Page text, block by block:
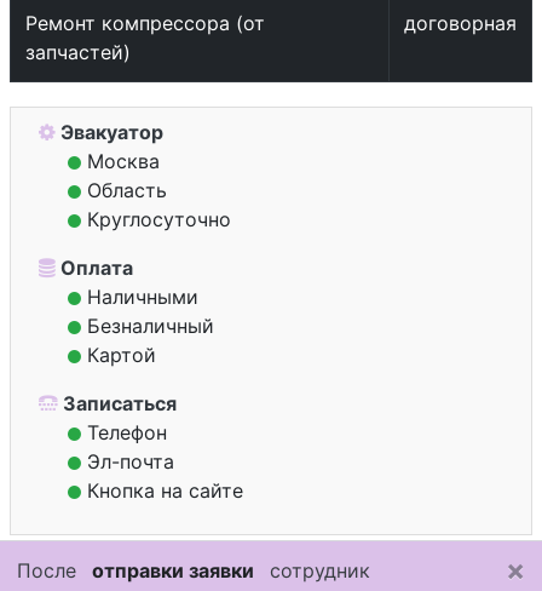
Ремонт компрессора (от
запчастей)
договорная
Эвакуатор
Москва
Область
Круглосуточно
Оплата
Наличными
Безналичный
Картой
Записаться
Телефон
Эл-почта
Кнопка на сайте
После отправки заявки
сотрудник
×